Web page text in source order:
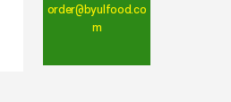
order@byulfood.co
m